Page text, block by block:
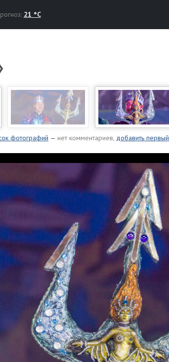
21 °C
фотографий — нет комментариев, добавить первый